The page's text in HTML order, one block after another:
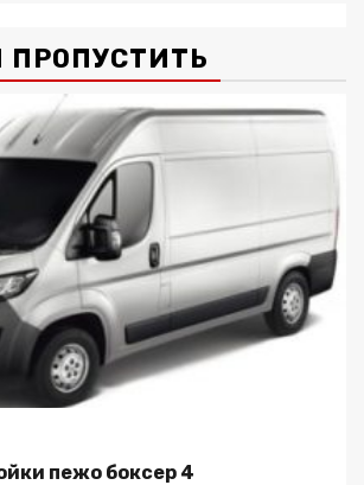
ПРОПУСТИТЬ
пежо боксер 4